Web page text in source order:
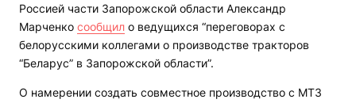
Россией части Запорожской области Александр
Марченко сообщил о ведущихся “переговорах с
белорусскими коллегами о производстве тракторов
“Беларус” в Запорожской области”.
О намерении создать совместное производство с МТЗ